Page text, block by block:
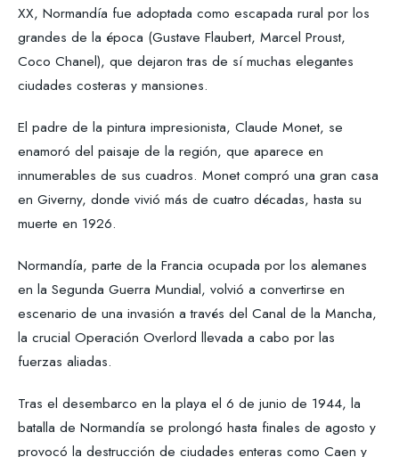
XX, Normandía fue adoptada como escapada rural por los
grandes de la época (Gustave Flaubert, Marcel Proust,
Coco Chanel), que dejaron tras de sí muchas elegantes
ciudades costeras y mansiones.
El padre de la pintura impresionista, Claude Monet, se
enamoró del paisaje de la región, que aparece en
innumerables de sus cuadros. Monet compró una gran casa
en Giverny, donde vivió más de cuatro décadas, hasta su
muerte en 1926.
Normandía, parte de la Francia ocupada por los alemanes
en la Segunda Guerra Mundial, volvió a convertirse en
escenario de una invasión a través del Canal de la Mancha,
la crucial Operación Overlord llevada a cabo por las
fuerzas aliadas.
Tras el desembarco en la playa el 6 de junio de 1944, la
batalla de Normandía se prolongó hasta finales de agosto y
provocó la destrucción de ciudades enteras como Caen y